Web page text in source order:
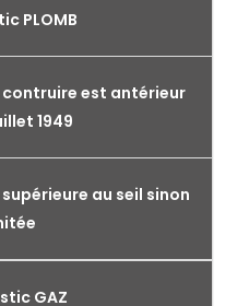
PLOMB
contruire est antérieur
1949
au seil sinon
GAZ